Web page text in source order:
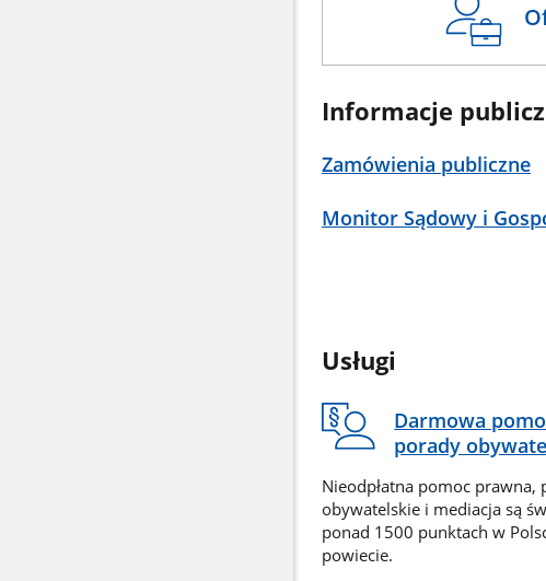
Informacje
Zamówienia publiczne
Monitor Sądowy i
Usługi
Darmowa
porady
Nieodpłatna pomoc prawna,
obywatelskie i mediacja są
ponad 1500 punktach w
powiecie.